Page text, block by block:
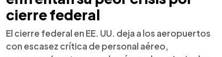
cierre federal
El cierre federal en EE. UU. deja a los aeropuertos
con escasez crítica de personal aéreo,